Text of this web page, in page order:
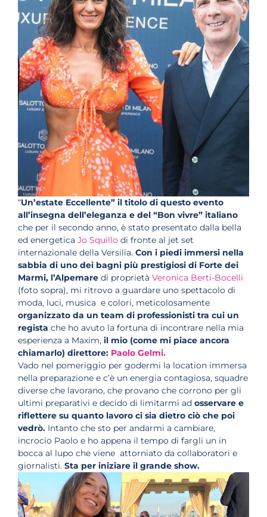
“Un’estate Eccellente” il titolo di questo evento
all’insegna dell’eleganza e del “Bon vivre” italiano
che per il secondo anno, è stato presentato dalla bella
ed energetica Jo Squillo di fronte al jet set
internazionale della Versilia. Con i piedi immersi nella
sabbia di uno dei bagni più prestigiosi di Forte dei
Marmi, l’Alpemare di proprietà Veronica Berti-Bocelli
(foto sopra), mi ritrovo a guardare uno spettacolo di
moda, luci, musica e colori, meticolosamente
organizzato da un team di professionisti tra cui un
regista che ho avuto la fortuna di incontrare nella mia
esperienza a Maxim, il mio (come mi piace ancora
chiamarlo) direttore: Paolo Gelmi.
Vado nel pomeriggio per godermi la location immersa
nella preparazione e c’è un energia contagiosa, squadre
diverse che lavorano, che provano che corrono per gli
ultimi preparativi e decido di limitarmi ad osservare e
riflettere su quanto lavoro ci sia dietro ciò che poi
vedrò. Intanto che sto per andarmi a cambiare,
incrocio Paolo e ho appena il tempo di fargli un in
bocca al lupo che viene attorniato da collaboratori e
giornalisti. Sta per iniziare il grande show.